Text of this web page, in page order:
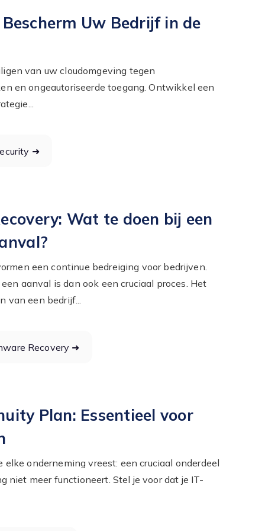
Uw Bedrijf in de
van uw cloudomgeving tegen
en ongeautoriseerde toegang. Ontwikkel een
➜
Wat te doen bij een
een continue bedreiging voor bedrijven.
aanval is dan ook een cruciaal proces. Het
van een bedrijf...
Recovery ➜
Plan: Essentieel voor
elke onderneming vreest: een cruciaal onderdeel
niet meer functioneert. Stel je voor dat je IT-